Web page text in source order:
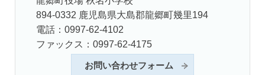
894-0332 鹿児島県大島郡龍郷町幾里194
電話：0997-62-4102
ファックス：0997-62-4175
お問い合わせフォーム